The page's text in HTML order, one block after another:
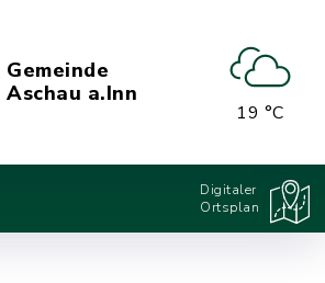
Gemeinde
Aschau a.Inn
19 °C
Digitaler
Ortsplan